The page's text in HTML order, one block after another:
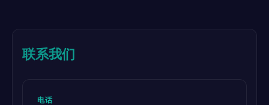
联系我们
电话